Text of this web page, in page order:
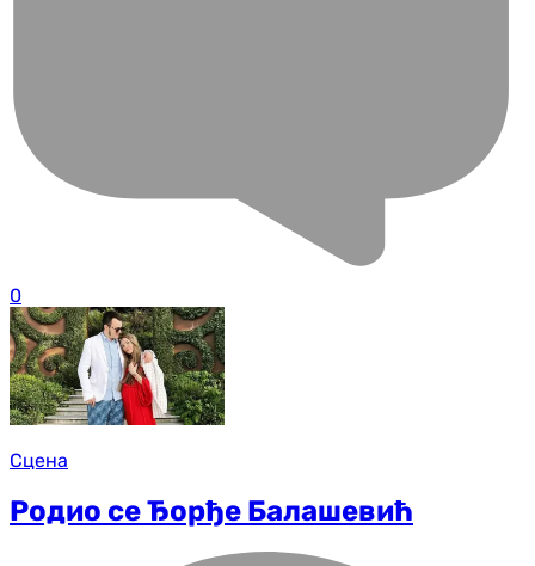
0
Сцена
Родио се Ђорђе Балашевић